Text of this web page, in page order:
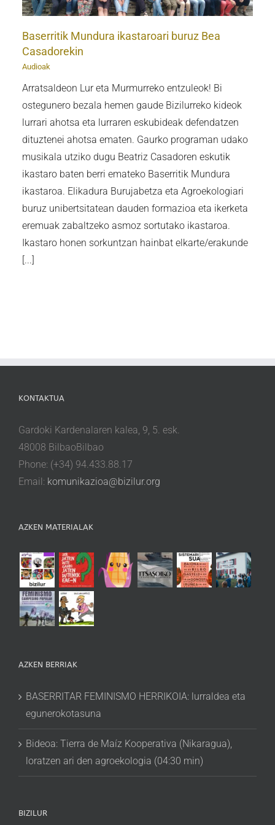
Baserritik Mundura ikastaroari buruz Bea
Casadorekin
Audioak
Arratsaldeon Lur eta Murmurreko entzuleok! Bi
ostegunero bezala hemen gaude Bizilurreko kideok
lurrari ahotsa eta lurraren eskubideak defendatzen
dituztenei ahotsa ematen. Gaurko programan udako
musikala utziko dugu Beatriz Casadoren eskutik
ikastaro baten berri emateko Baserritik Mundura
ikastaroa. Elikadura Burujabetza eta Agroekologiari
buruz unibertsitatean dauden formazioa eta ikerketa
eremuak zabaltzeko asmoz sortutako ikastaroa.
Ikastaro honen sorkuntzan hainbat elkarte/erakunde
[...]
KONTAKTUA
Gardoki Kardenalaren kalea, 9, 5. esk.
48008 BilbaoBilbao
Phone: (+34) 94.433.88.17
Email: komunikazioa@bizilur.org
AZKEN MATERIALAK
AZKEN BERRIAK
BASERRITAR FEMINISMO HERRIKOIA: lurraldea eta
egunerokotasuna
Bideoa: Tierra de Maíz Kooperativa (Nikaragua),
loratzen ari den agroekologia (04:30 min)
BIZILUR